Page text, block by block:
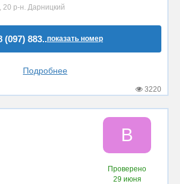
20 р-н. Дарницкий
(097) 883..показать номер
Подробнее
3220
B
Проверено
29 июня